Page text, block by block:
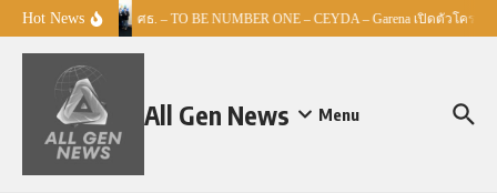
Skip to content
Hot News ศธ. – TO BE NUMBER ONE – CEYDA – Garena เปิดตัวโครง
All Gen News Menu